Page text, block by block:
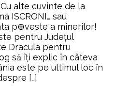
alte cuvinte de la
ISCRONI… sau
p⊕veste a minerilor!
pentru Județul
Dracula pentru
să îți explic în câteva
este pe ultimul loc în
[…]